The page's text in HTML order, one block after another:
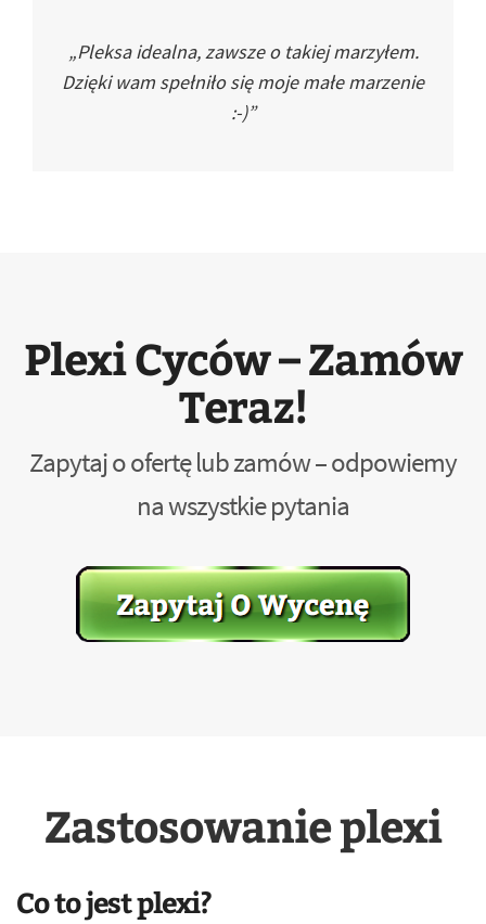
„Pleksa idealna, zawsze o takiej marzyłem.
Dzięki wam spełniło się moje małe marzenie
:-)”
Plexi Cyców – Zamów
Teraz!
Zapytaj o ofertę lub zamów – odpowiemy
na wszystkie pytania
Zastosowanie plexi
Co to jest plexi?